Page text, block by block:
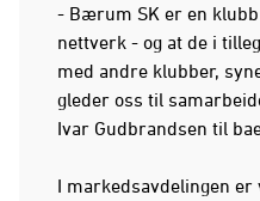
- Bærum SK er en
nettverk - og at de i
med andre klubber,
gleder oss til
Ivar Gudbrandsen til
I markedsavdelingen er